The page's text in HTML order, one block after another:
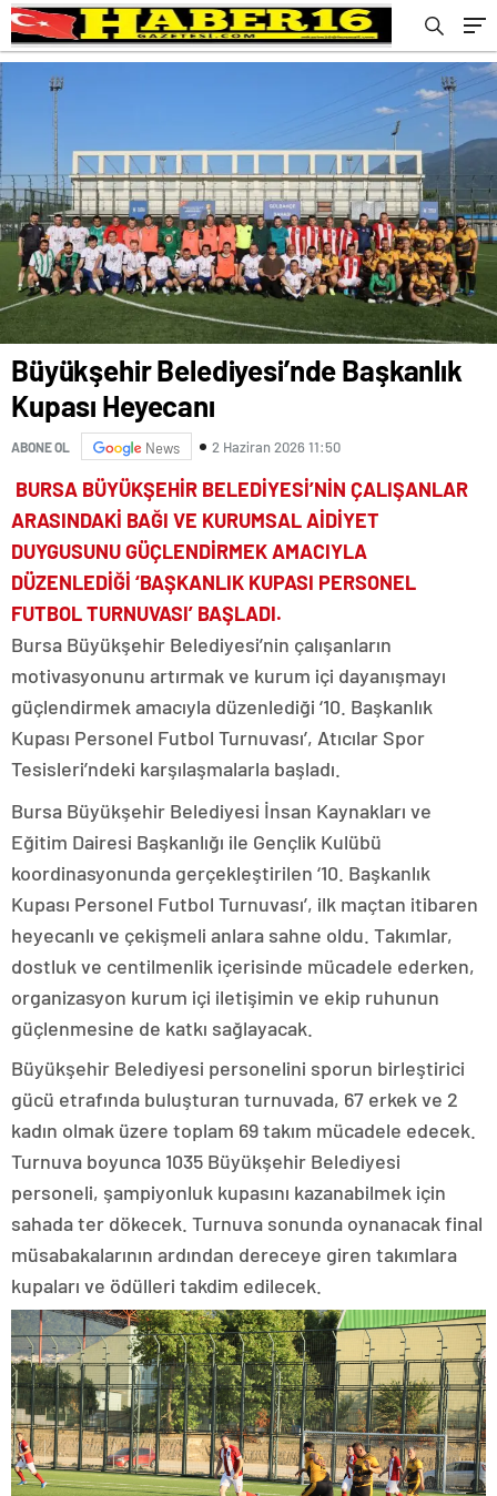
Büyükşehir Belediyesi’nde Başkanlık
Kupası Heyecanı
ABONE OL News 2 Haziran 2026 11:50
BURSA BÜYÜKŞEHİR BELEDİYESİ’NİN ÇALIŞANLAR
ARASINDAKİ BAĞI VE KURUMSAL AİDİYET
DUYGUSUNU GÜÇLENDİRMEK AMACIYLA
DÜZENLEDİĞİ ‘BAŞKANLIK KUPASI PERSONEL
FUTBOL TURNUVASI’ BAŞLADI.
Bursa Büyükşehir Belediyesi’nin çalışanların
motivasyonunu artırmak ve kurum içi dayanışmayı
güçlendirmek amacıyla düzenlediği ‘10. Başkanlık
Kupası Personel Futbol Turnuvası’, Atıcılar Spor
Tesisleri’ndeki karşılaşmalarla başladı.
Bursa Büyükşehir Belediyesi İnsan Kaynakları ve
Eğitim Dairesi Başkanlığı ile Gençlik Kulübü
koordinasyonunda gerçekleştirilen ‘10. Başkanlık
Kupası Personel Futbol Turnuvası’, ilk maçtan itibaren
heyecanlı ve çekişmeli anlara sahne oldu. Takımlar,
dostluk ve centilmenlik içerisinde mücadele ederken,
organizasyon kurum içi iletişimin ve ekip ruhunun
güçlenmesine de katkı sağlayacak.
Büyükşehir Belediyesi personelini sporun birleştirici
gücü etrafında buluşturan turnuvada, 67 erkek ve 2
kadın olmak üzere toplam 69 takım mücadele edecek.
Turnuva boyunca 1035 Büyükşehir Belediyesi
personeli, şampiyonluk kupasını kazanabilmek için
sahada ter dökecek. Turnuva sonunda oynanacak final
müsabakalarının ardından dereceye giren takımlara
kupaları ve ödülleri takdim edilecek.